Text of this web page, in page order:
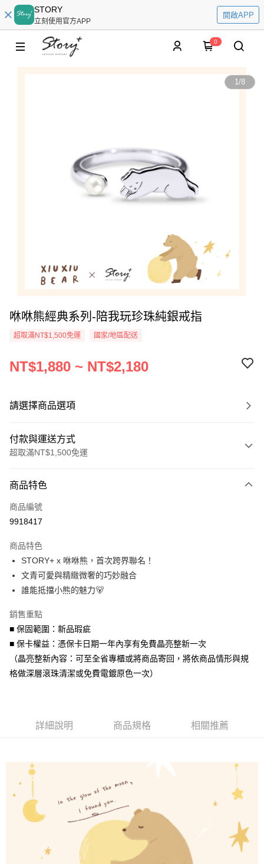
STORY
立刻使用官方APP
開啟APP
0
1/8
咻咻熊經典系列-陪我玩珍珠純銀戒指
超取滿NT$1,500免運 國家/地區配送
NT$1,880 ~ NT$2,180
請選擇商品選項
付款與運送方式
超取滿NT$1,500免運
信用卡一次付款
信用卡分期付款
合作金庫商業銀行
華南商業銀行
彰化商業銀行
上海商業儲蓄銀行
國泰世華商業銀行
匯豐（台灣）商業銀行
聯邦商業銀行
元大商業銀行
永豐商業銀行
台新國際商業銀行
中國信託商業銀行
台灣樂天信用卡公司
6 期 0 利率 每期
華南商業銀行
上海商業儲蓄銀行
臺灣中小企業銀行
匯豐（台灣）商業銀行
聯邦商業銀行
遠東國際商業銀行
元大商業銀行
永豐商業銀行
玉山商業銀行
星展（台灣）商業銀行
超商取貨付款
LINE Pay
Apple Pay
街口支付
悠遊付
【關於「AFTEE先享後付」】
１．簡單：不需註冊會員、不需綁卡、不需儲值。
２．便利：只要手機號碼，簡訊認證，即可結帳。
３．安心：先確認商品／服務後，再付款。
【「AFTEE先享後付」結帳流程】
１．於結帳方式選擇「AFTEE先享後付」後，將跳轉至「AFTEE先享後付」
結帳頁面，進行簡訊認證並確認金額後，即可完成結帳。
２．訂單成立數日內，您將收到繳費通知簡訊。
３．收到繳費通知簡訊後14天內，點擊此簡訊中的連結，可透過四大超商／
ATM／網路銀行／等多元方式進行付款，方視為交易完成。
貨到付款
運送方式
全家取貨付款
每筆NT$60，滿NT$1,500(含以上)免運費
付款後全家取貨
商品特色
商品編號
9918417
商品特色
STORY+ x 咻咻熊，首次跨界聯名！
文青可愛與精緻微奢的巧妙融合
誰能抵擋小熊的魅力🐻
銷售重點
■ 保固範圍：新品瑕疵
■ 保卡權益：憑保卡日期一年內享有免費晶亮整新一次
（晶亮整新內容：可至全省專櫃或將商品寄回，將依商品情形與規
格做深層滾珠清潔或免費電鍍原色一次）
詳細說明 商品規格 相關推薦